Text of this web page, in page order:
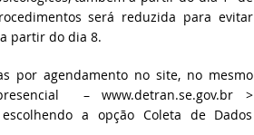
será reduzida para evitar
partir do dia 8.
por agendamento no site, no mesmo
– www.detran.se.gov.br >
a opção Coleta de Dados